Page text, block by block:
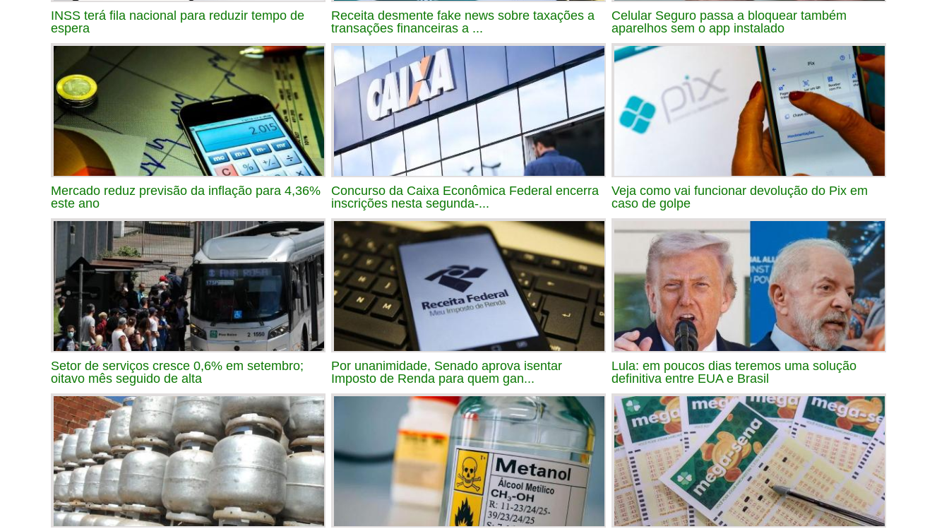
INSS terá fila nacional para reduzir tempo de
espera
Receita desmente fake news sobre taxações a
transações financeiras a ...
Celular Seguro passa a bloquear também
aparelhos sem o app instalado
Mercado reduz previsão da inflação para 4,36%
este ano
Concurso da Caixa Econômica Federal encerra
inscrições nesta segunda-...
Veja como vai funcionar devolução do Pix em
caso de golpe
Setor de serviços cresce 0,6% em setembro;
oitavo mês seguido de alta
Por unanimidade, Senado aprova isentar
Imposto de Renda para quem gan...
Lula: em poucos dias teremos uma solução
definitiva entre EUA e Brasil